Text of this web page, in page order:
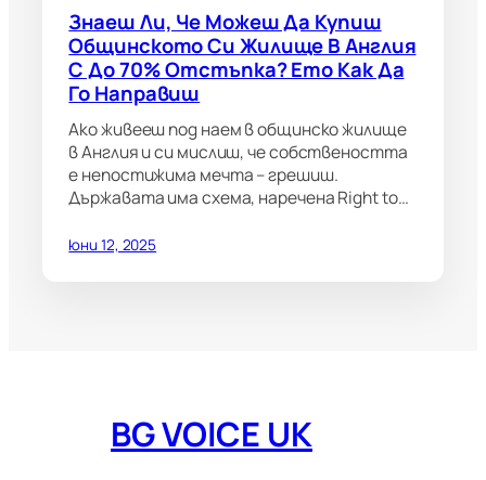
Знаеш Ли, Че Можеш Да Купиш
Общинското Си Жилище В Англия
С До 70% Отстъпка? Ето Как Да
Го Направиш
Ако живееш под наем в общинско жилище
в Англия и си мислиш, че собствеността
е непостижима мечта – грешиш.
Държавата има схема, наречена Right to…
юни 12, 2025
BG VOICE UK